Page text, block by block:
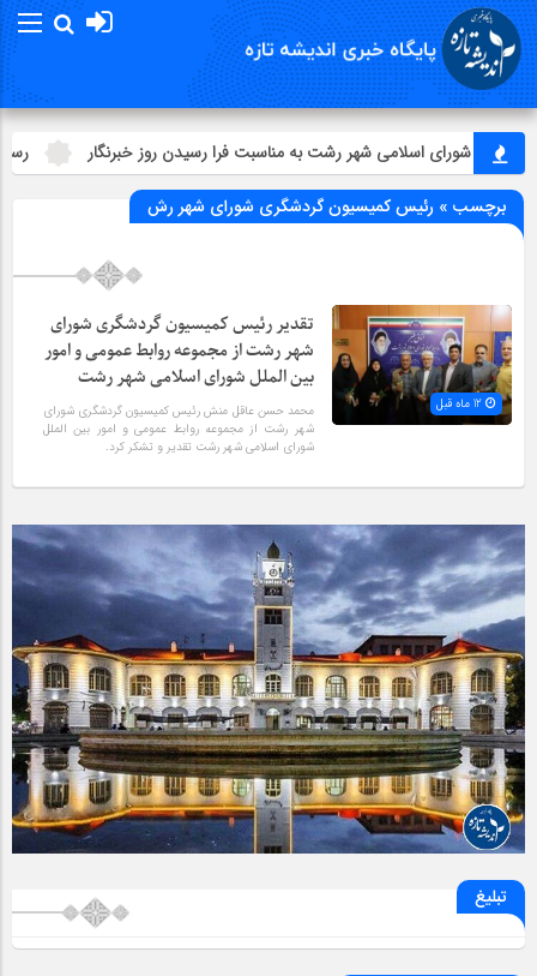
رئیس شورای اسلامي شهر رشت به مناسبت فرا رسیدن روز خبرنگار
برچسب » رئیس کمیسیون گردشگری شورای شهر رش
تقدیر رئیس کمیسیون گردشگری شورای
شهر رشت از مجموعه روابط عمومی و امور
بین الملل شورای اسلامی شهر رشت
محمد حسن عاقل منش رئیس کمیسیون گردشگری شورای
شهر رشت از مجموعه روابط عمومی و امور بین الملل
شورای اسلامی شهر رشت تقدیر و تشکر کرد.
تبلیغ